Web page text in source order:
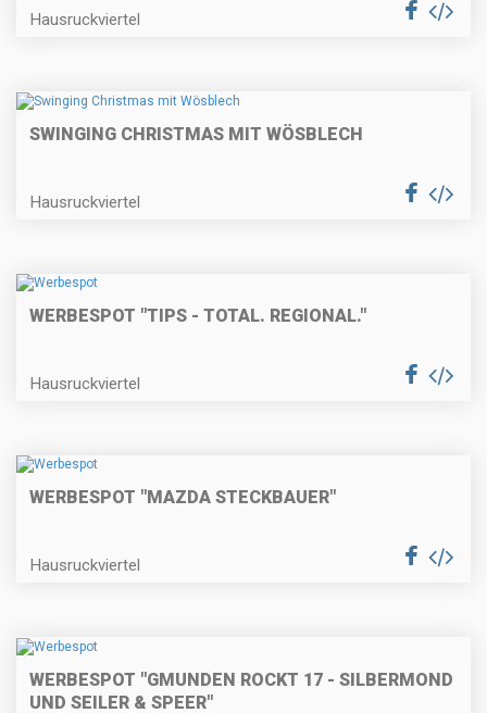
Hausruckviertel
SWINGING CHRISTMAS MIT WÖSBLECH
Hausruckviertel
WERBESPOT "TIPS - TOTAL. REGIONAL."
Hausruckviertel
WERBESPOT "MAZDA STECKBAUER"
Hausruckviertel
WERBESPOT "GMUNDEN ROCKT 17 - SILBERMOND
UND SEILER & SPEER"